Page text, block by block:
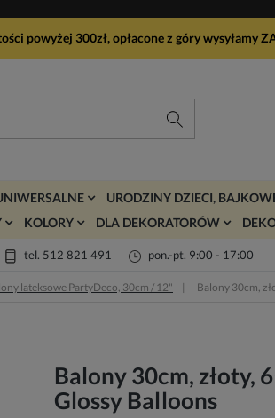
powyżej 300zł, opłacone z góry wysyłamy
URODZINY DZIECI,
KOLORY DLA DEKORATORÓW
tel. 512 821 491 pon.-pt. 9:00 - 17:00
lateksowe PartyDeco, 30cm / 12" Balony 30cm,
Balony 30cm, złoty,
Glossy Balloons